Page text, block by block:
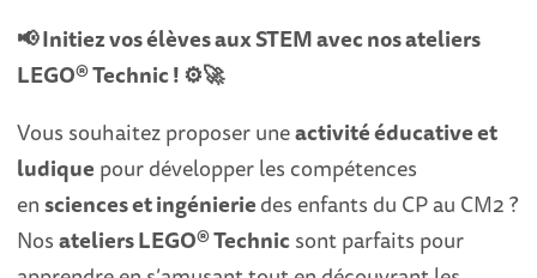
📢 Initiez vos élèves aux STEM avec nos ateliers
LEGO® Technic ! ⚙️🚀
Vous souhaitez proposer uneactivité éducative et
ludique pour développer les compétences
ensciences et ingénieriedes enfants du CP au CM2 ?
Nosateliers LEGO® Technicsont parfaits pour